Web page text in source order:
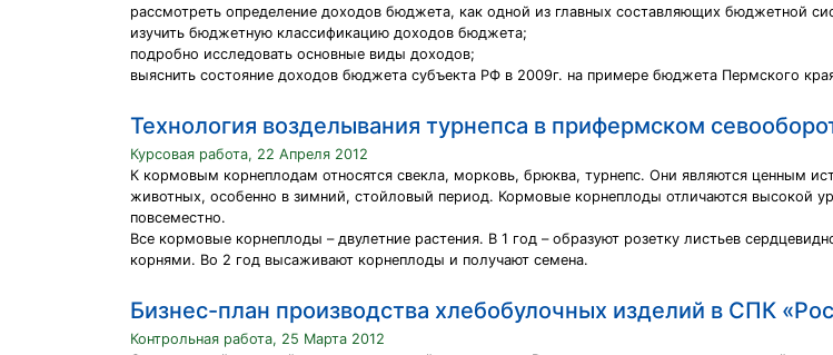
рассмотреть определение доходов бюджета, как одной из главных составляющих бюджетной
изучить бюджетную классификацию доходов бюджета;
подробно исследовать основные виды доходов;
выяснить состояние доходов бюджета субъекта РФ в 2009г. на примере бюджета Пермского
Технология возделывания турнепса в прифермском
Курсовая работа, 22 Апреля 2012
К кормовым корнеплодам относятся свекла, морковь, брюква, турнепс. Они являются ценным
животных, особенно в зимний, стойловый период. Кормовые корнеплоды отличаются высокой
повсеместно.
Все кормовые корнеплоды – двулетние растения. В 1 год – образуют розетку листьев
корнями. Во 2 год высаживают корнеплоды и получают семена.
Бизнес-план производства хлебобулочных изделий в СПК
Контрольная работа, 25 Марта 2012